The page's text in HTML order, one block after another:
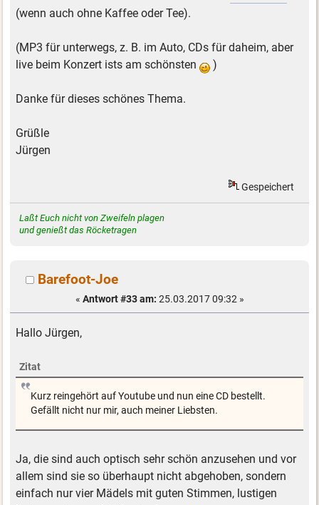
(wenn auch ohne Kaffee oder Tee).
(MP3 für unterwegs, z. B. im Auto, CDs für daheim, aber
live beim Konzert ists am schönsten
)
Danke für dieses schönes Thema.
Grüßle
Jürgen
Gespeichert
Laßt Euch nicht von Zweifeln plagen
und genießt das Röcketragen
Barefoot-Joe
« Antwort #33 am: 25.03.2017 09:32 »
Hallo Jürgen,
Zitat
Kurz reingehört auf Youtube und nun eine CD bestellt.
Gefällt nicht nur mir, auch meiner Liebsten.
Ja, die sind auch optisch sehr schön anzusehen und vor
allem sind sie so überhaupt nicht abgehoben, sondern
einfach nur vier Mädels mit guten Stimmen, lustigen